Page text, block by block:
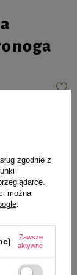
100 g
zł / kg
+
zgodnie z
można
Zawsze
aktywne